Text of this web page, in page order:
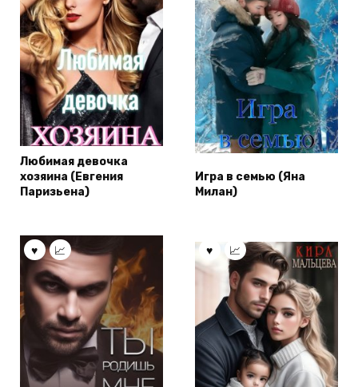
Любимая девочка
хозяина (Евгения
Паризьена)
Игра в семью (Яна
Милан)